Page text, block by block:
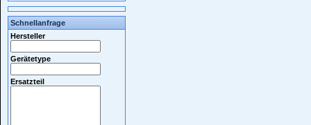
Schnellanfrage
Hersteller
Gerätetype
Ersatzteil